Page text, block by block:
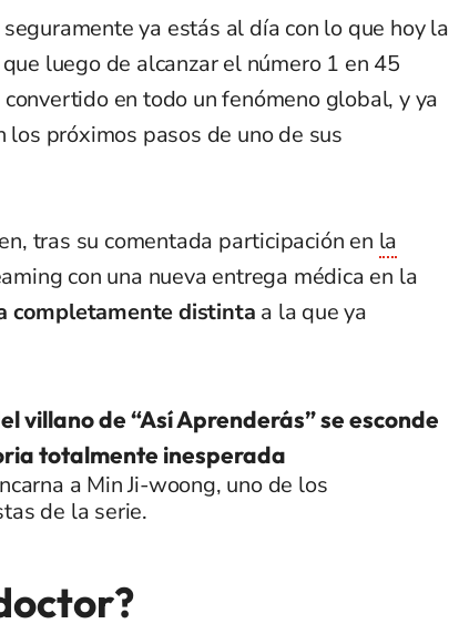
ya estás al día con lo que hoy la
luego de alcanzar el número 1 en 45
convertido en todo un fenómeno global, y ya
los próximos pasos de uno de sus
tras su comentada participación en la
con una nueva entrega médica en la
completamente distinta a la que ya
villano de “Así Aprenderás” se esconde
totalmente inesperada
a Min Ji-woong, uno de los
de la serie.